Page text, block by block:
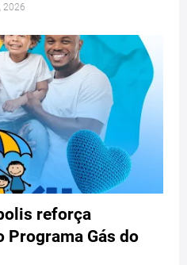
2026
reforça
Programa Gás do